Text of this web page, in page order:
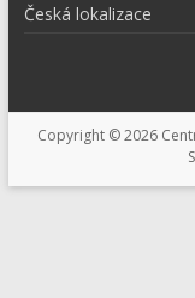
Česká lokalizace
Copyright © 2026